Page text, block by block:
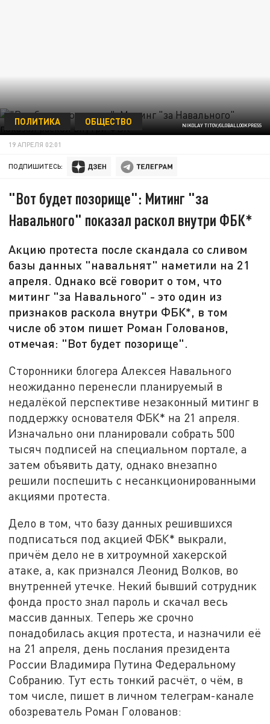
NIKOLAY TITOV/GLOBALLOOKPRESS
ПОЛИТИКА ОБЩЕСТВО
19 АПРЕЛЯ 02:01
ПОДПИШИТЕСЬ:
"Вот будет позорище": Митинг "за
Навального" показал раскол внутри ФБК*
Акцию протеста после скандала со сливом
базы данных "навальнят" наметили на 21
апреля. Однако всё говорит о том, что
митинг "за Навального" - это один из
признаков раскола внутри ФБК*, в том
числе об этом пишет Роман Голованов,
отмечая: "Вот будет позорище".
Сторонники блогера Алексея Навального
неожиданно перенесли планируемый в
недалёкой перспективе незаконный митинг в
поддержку основателя ФБК* на 21 апреля.
Изначально они планировали собрать 500
тысяч подписей на специальном портале, а
затем объявить дату, однако внезапно
решили поспешить с несанкционированными
акциями протеста.
Дело в том, что базу данных решившихся
подписаться под акцией ФБК* выкрали,
причём дело не в хитроумной хакерской
атаке, а, как признался Леонид Волков, во
внутренней утечке. Некий бывший сотрудник
фонда просто знал пароль и скачал весь
массив данных. Теперь же срочно
понадобилась акция протеста, и назначили её
на 21 апреля, день послания президента
России Владимира Путина Федеральному
Собранию. Тут есть тонкий расчёт, о чём, в
том числе, пишет в личном телеграм-канале
обозреватель Роман Голованов: